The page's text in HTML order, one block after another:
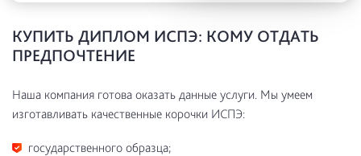
КУПИТЬ ДИПЛОМ ИСПЭ: КОМУ ОТДАТЬ
ПРЕДПОЧТЕНИЕ
Наша компания готова оказать данные услуги. Мы умеем
изготавливать качественные корочки ИСПЭ:
государственного образца;